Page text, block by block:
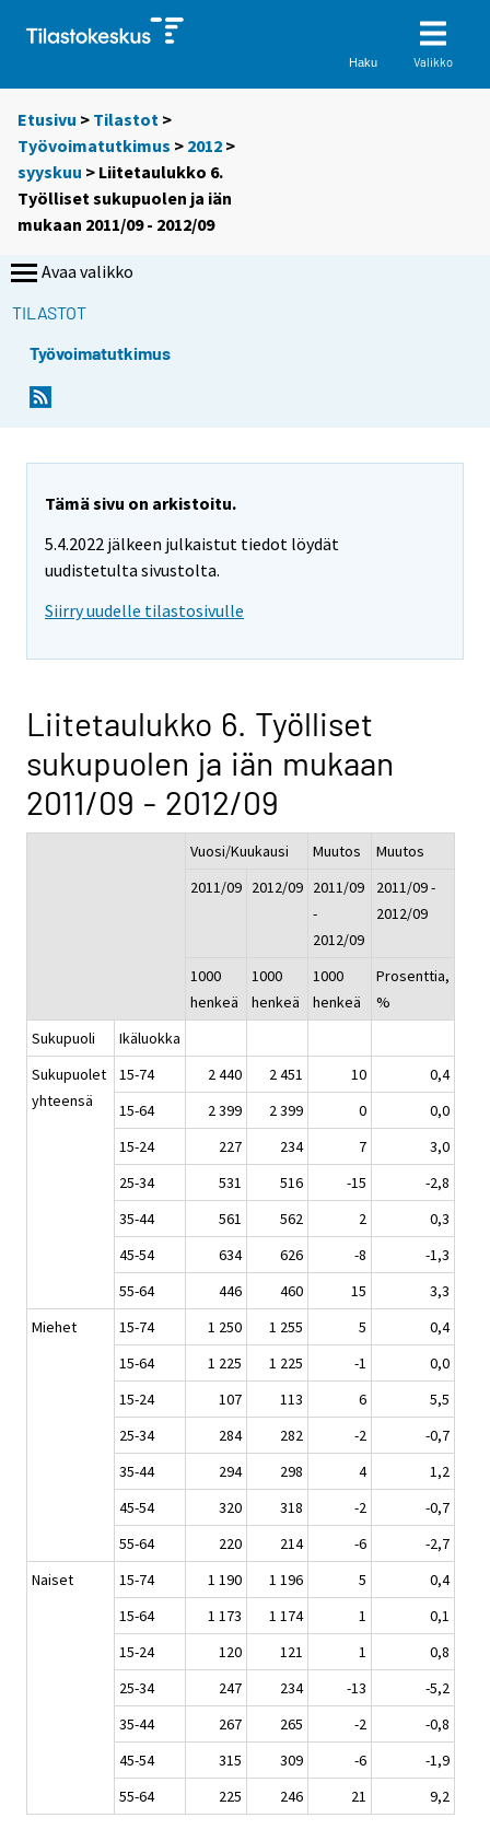
Haku Valikko
Etusivu > Tilastot >
Työvoimatutkimus > 2012 >
syyskuu > Liitetaulukko 6.
Työlliset sukupuolen ja iän
mukaan 2011/09 - 2012/09
Avaa valikko
TILASTOT
Työvoimatutkimus
Tämä sivu on arkistoitu.
5.4.2022 jälkeen julkaistut tiedot löydät
uudistetulta sivustolta.
Siirry uudelle tilastosivulle
Liitetaulukko 6. Työlliset
sukupuolen ja iän mukaan
2011/09 - 2012/09
Vuosi/Kuukausi Muutos
Muutos
2011/09 2012/09 2011/09
-
2012/09
2011/09 -
2012/09
1000
henkeä
1000
henkeä
1000
henkeä
Prosenttia,
%
Sukupuoli
Ikäluokka
Sukupuolet
yhteensä
15-74 2 440 2 451 10
0,4
15-64
2 399 2 399 0
0,0
15-24
227 234 7
3,0
25-34
531 516 -15
-2,8
35-44
561 562 2
0,3
45-54
634 626 -8
-1,3
55-64
446 460 15
3,3
Miehet
15-74 1 250 1 255 5
0,4
15-64
1 225 1 225 -1
0,0
15-24
107 113 6
5,5
25-34
284 282 -2
-0,7
35-44
294 298 4
1,2
45-54
320 318 -2
-0,7
55-64
220 214 -6
-2,7
Naiset
15-74 1 190 1 196 5
0,4
15-64
1 173 1 174 1
0,1
15-24
120 121 1
0,8
25-34
247 234 -13
-5,2
35-44
267 265 -2
-0,8
45-54
315 309 -6
-1,9
55-64
225 246 21 9,2